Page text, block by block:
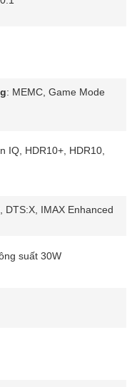
: MEMC, Game Mode
IQ, HDR10+, HDR10,
DTS:X, IMAX Enhanced
suất 30W